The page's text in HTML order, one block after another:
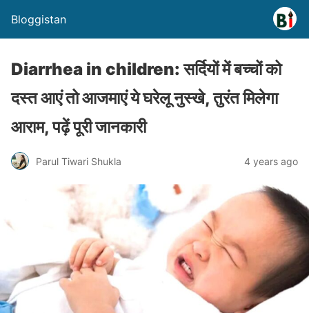
Bloggistan
Diarrhea in children: सर्दियों में बच्चों को
दस्त आएं तो आजमाएं ये घरेलू नुस्खे, तुरंत मिलेगा
आराम, पढ़ें पूरी जानकारी
Parul Tiwari Shukla 4 years ago